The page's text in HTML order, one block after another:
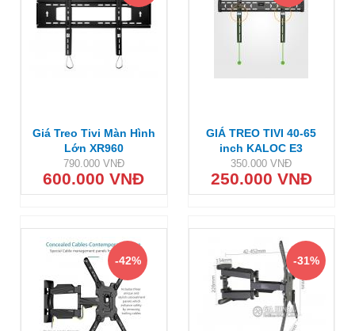
Giá Treo Tivi Màn Hình
Lớn XR960
790.000 VNĐ
600.000 VNĐ
GIÁ TREO TIVI 40-65
inch KALOC E3
350.000 VNĐ
250.000 VNĐ
-42% -31%